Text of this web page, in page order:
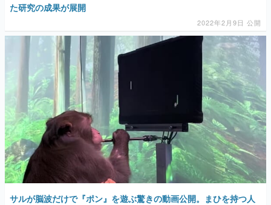
た研究の成果が展開
2022年2月9日 公開
サルが脳波だけで『ポン』を遊ぶ驚きの動画公開。まひを持つ人